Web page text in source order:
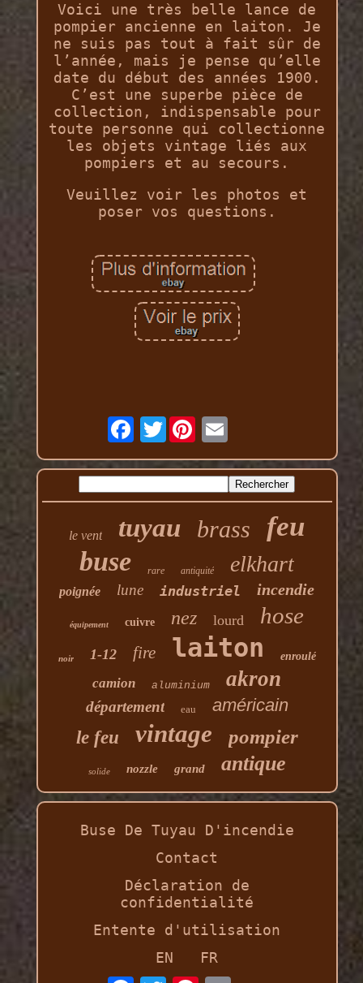
Voici une très belle lance de
pompier ancienne en laiton. Je
ne suis pas tout à fait sûr de
l’année, mais je pense qu’elle
date du début des années 1900.
C’est une superbe pièce de
collection, indispensable pour
toute personne qui collectionne
les objets vintage liés aux
pompiers et au secours.
Veuillez voir les photos et
poser vos questions.
Twitter
le vent tuyau brass feu
buse rare antiquité elkhart
poignée lune industriel incendie
équipement cuivre nez lourd hose
noir 1-12 fire laiton enroulé
camion aluminium akron
département eau
américain
le feu
vintage pompier
solide nozzle grand antique
Buse De Tuyau D'incendie
Contact
Déclaration de
confidentialité
Entente d'utilisation
EN
FR